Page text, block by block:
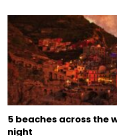
5 beaches across the
night